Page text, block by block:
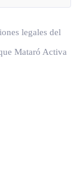
legales del
Mataró Activa